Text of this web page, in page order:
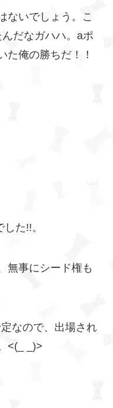
ないでしょう。こ
だなガハハ。aポ
た俺の勝ちだ！！
した!!。
無事にシード権も
なので、出場され
<(_ _)>